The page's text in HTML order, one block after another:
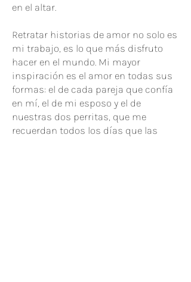
en el altar.
Retratar historias de amor no solo es
mi trabajo, es lo que más disfruto
hacer en el mundo. Mi mayor
inspiración es el amor en todas sus
formas: el de cada pareja que confía
en mí, el de mi esposo y el de
nuestras dos perritas, que me
recuerdan todos los días que las